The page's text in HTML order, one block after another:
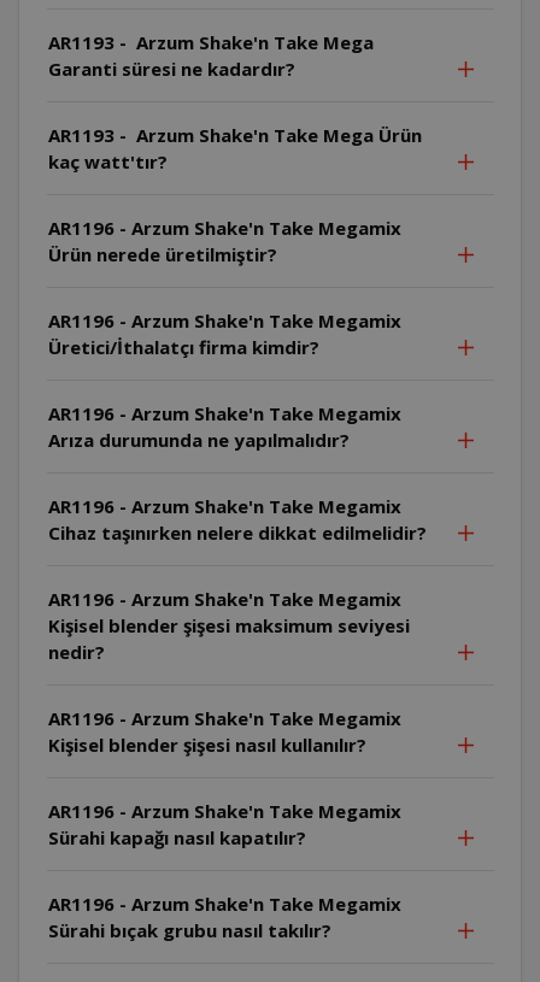
AR1193 - Arzum Shake'n Take Mega
Garanti süresi ne kadardır?
AR1193 - Arzum Shake'n Take Mega Ürün
kaç watt'tır?
AR1196 - Arzum Shake'n Take Megamix
Ürün nerede üretilmiştir?
AR1196 - Arzum Shake'n Take Megamix
Üretici/İthalatçı firma kimdir?
AR1196 - Arzum Shake'n Take Megamix
Arıza durumunda ne yapılmalıdır?
AR1196 - Arzum Shake'n Take Megamix
Cihaz taşınırken nelere dikkat edilmelidir?
AR1196 - Arzum Shake'n Take Megamix
Kişisel blender şişesi maksimum seviyesi
nedir?
AR1196 - Arzum Shake'n Take Megamix
Kişisel blender şişesi nasıl kullanılır?
AR1196 - Arzum Shake'n Take Megamix
Sürahi kapağı nasıl kapatılır?
AR1196 - Arzum Shake'n Take Megamix
Sürahi bıçak grubu nasıl takılır?